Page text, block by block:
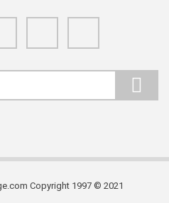
Copyright 1997 © 2021